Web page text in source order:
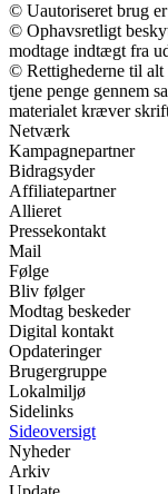
© Uautoriseret brug
© Ophavsretligt
modtage indtægt fra
© Rettighederne til alt
tjene penge gennem
materialet kræver
Netværk
Kampagnepartner
Bidragsyder
Affiliatepartner
Allieret
Pressekontakt
Mail
Følge
Bliv følger
Modtag beskeder
Digital kontakt
Opdateringer
Brugergruppe
Lokalmiljø
Sidelinks
Sideoversigt
Nyheder
Arkiv